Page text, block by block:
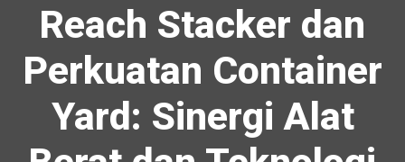
Reach Stacker dan
Perkuatan Container
Yard: Sinergi Alat